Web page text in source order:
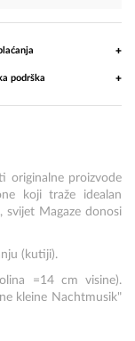
+
podrška +
originalne proizvode
koji traže idealan
svijet Magaze donosi
(kutiji).
=14 cm visine).
kleine Nachtmusik"